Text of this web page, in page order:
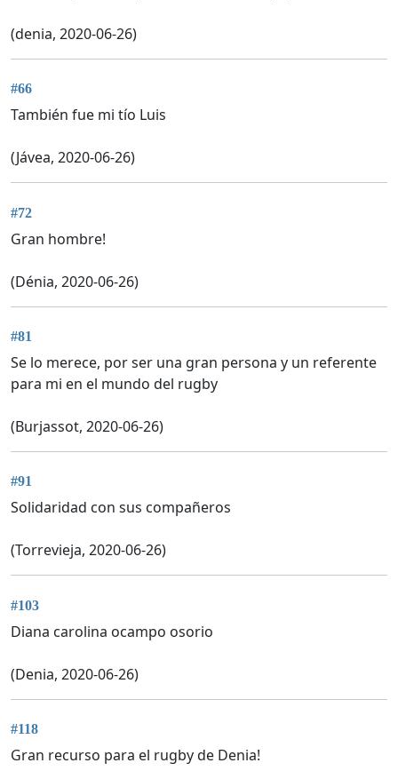
(denia, 2020-06-26)
#66
También fue mi tío Luis
(Jávea, 2020-06-26)
#72
Gran hombre!
(Dénia, 2020-06-26)
#81
Se lo merece, por ser una gran persona y un referente
para mi en el mundo del rugby
(Burjassot, 2020-06-26)
#91
Solidaridad con sus compañeros
(Torrevieja, 2020-06-26)
#103
Diana carolina ocampo osorio
(Denia, 2020-06-26)
#118
Gran recurso para el rugby de Denia!